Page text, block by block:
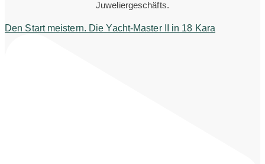
Juweliergeschäfts.
Den Start meistern. Die Yacht-Master II in 18 Kara